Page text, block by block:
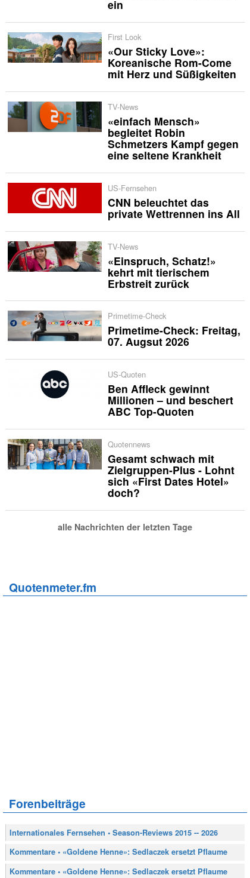
ein
First Look
«Our Sticky Love»:
Koreanische Rom-Come
mit Herz und Süßigkeiten
TV-News
«einfach Mensch»
begleitet Robin
Schmetzers Kampf gegen
eine seltene Krankheit
US-Fernsehen
CNN beleuchtet das
private Wettrennen ins All
TV-News
«Einspruch, Schatz!»
kehrt mit tierischem
Erbstreit zurück
Primetime-Check
Primetime-Check: Freitag,
07. Augsut 2026
US-Quoten
Ben Affleck gewinnt
Millionen – und beschert
ABC Top-Quoten
Quotennews
Gesamt schwach mit
Zielgruppen-Plus - Lohnt
sich «First Dates Hotel»
doch?
alle Nachrichten der letzten Tage
Quotenmeter.fm
Forenbeiträge
Internationales Fernsehen • Season-Reviews 2015 -- 2026
Kommentare • «Goldene Henne»: Sedlaczek ersetzt Pflaume
Kommentare • «Goldene Henne»: Sedlaczek ersetzt Pflaume